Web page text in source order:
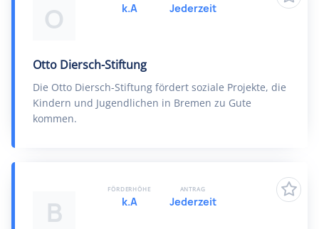
O
Otto Diersch-Stiftung
Die Otto Diersch-Stiftung fördert soziale Projekte, die
Kindern und Jugendlichen in Bremen zu Gute
kommen.
k.A Jederzeit
B
FÖRDERHÖHE
k.A
ANTRAG
Jederzeit